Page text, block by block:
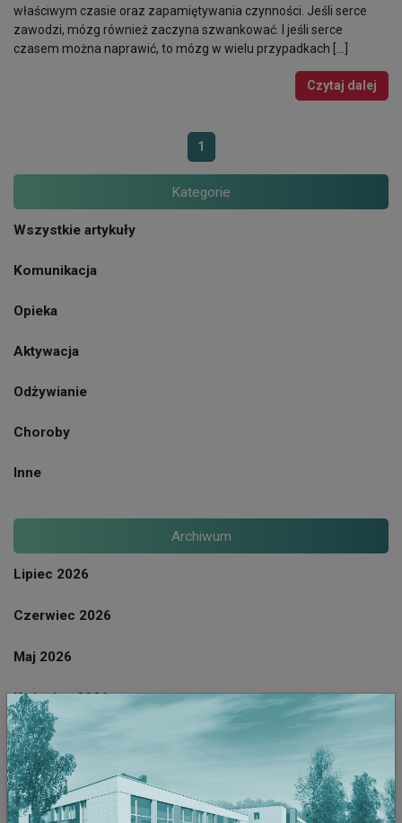
właściwym czasie oraz zapamiętywania czynności. Jeśli serce
zawodzi, mózg również zaczyna szwankować. I jeśli serce
czasem można naprawić, to mózg w wielu przypadkach […]
Czytaj dalej
1
Kategorie
Wszystkie artykuły
Komunikacja
Opieka
Aktywacja
Odżywianie
Choroby
Inne
Archiwum
Lipiec 2026
Czerwiec 2026
Maj 2026
Kwiecien 2026
Marzec 2026
Luty 2026